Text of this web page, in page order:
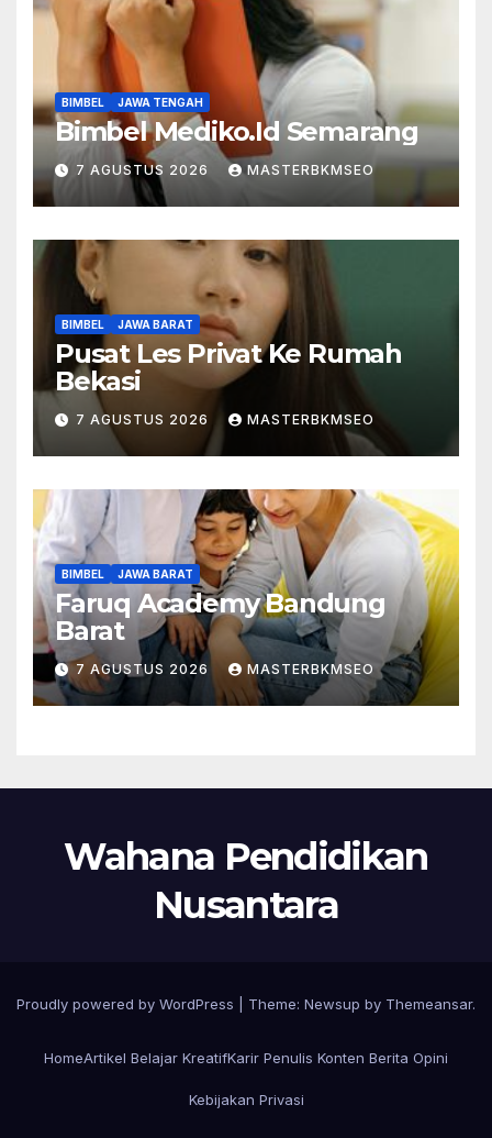
BIMBEL JAWA TENGAH
Bimbel Mediko.Id Semarang
7 AGUSTUS 2026 MASTERBKMSEO
BIMBEL JAWA BARAT
Pusat Les Privat Ke Rumah
Bekasi
7 AGUSTUS 2026 MASTERBKMSEO
BIMBEL JAWA BARAT
Faruq Academy Bandung
Barat
7 AGUSTUS 2026 MASTERBKMSEO
Wahana Pendidikan
Nusantara
Proudly powered by WordPress Theme: Newsup by Themeansar.
HomeArtikel Belajar KreatifKarir Penulis Konten Berita Opini
Kebijakan Privasi